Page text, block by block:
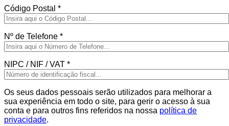
Código Postal *
Nº de Telefone *
NIPC / NIF / VAT *
Os seus dados pessoais serão utilizados para melhorar a
sua experiência em todo o site, para gerir o acesso à sua
conta e para outros fins referidos na nossa política de
privacidade.